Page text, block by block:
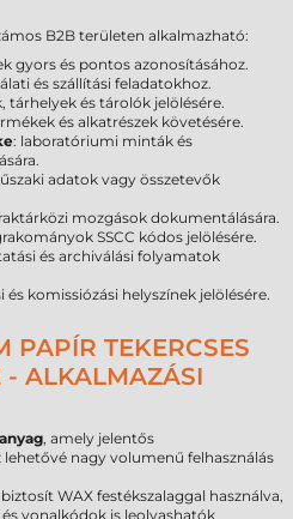
B2B területen alkalmazható:
gyors és pontos azonosításához.
és szállítási feladatokhoz.
tárhelyek és tárolók jelölésére.
és alkatrészek követésére.
: laboratóriumi minták és
adatok vagy összetevők
mozgások dokumentálására.
SSCC kódos jelölésére.
és archiválási folyamatok
és komissiózási helyszínek jelölésére.
PAPÍR TEKERCSES
- ALKALMAZÁSI
, amely jelentős
nagy volumenű felhasználás
WAX festékszalaggal használva,
vonalkódok is leolvashatók